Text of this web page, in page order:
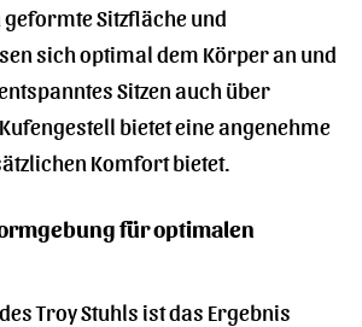
Sitzfläche und
sich optimal dem Körper an und
Sitzen auch über
bietet eine angenehme
Komfort bietet.
für optimalen
Troy Stuhls ist das Ergebnis